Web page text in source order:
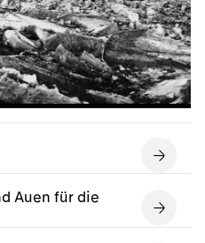
Auen für die